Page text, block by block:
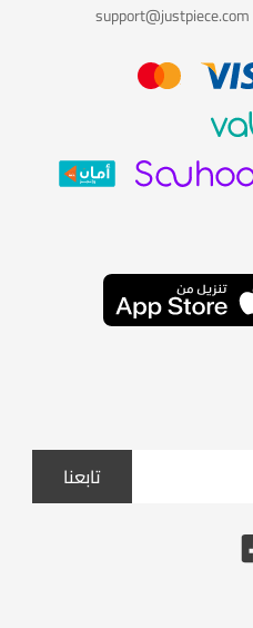
support@justpiece.com
تابعنا